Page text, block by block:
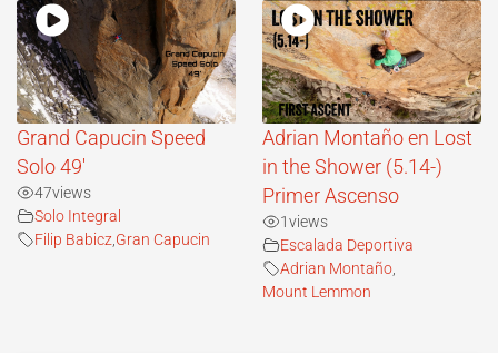
Grand Capucin Speed
Solo 49′
47views
Solo Integral
Filip Babicz,Gran Capucin
Adrian Montaño en Lost
in the Shower (5.14-)
Primer Ascenso
1views
Escalada Deportiva
Adrian Montaño,
Mount Lemmon